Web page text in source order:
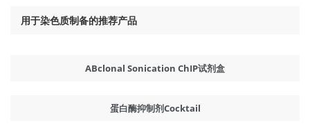
用于染色质制备的推荐产品
ABclonal Sonication ChIP试剂盒
蛋白酶抑制剂Cocktail